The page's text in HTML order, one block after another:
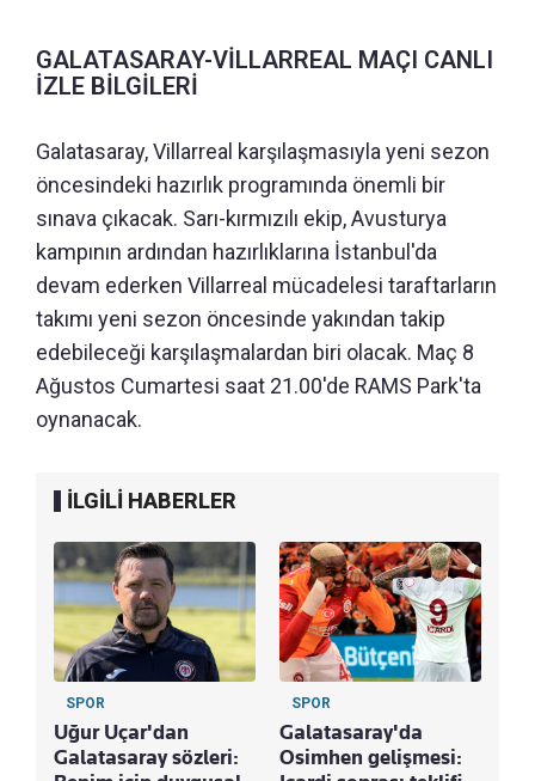
GALATASARAY-VİLLARREAL MAÇI CANLI
İZLE BİLGİLERİ
Galatasaray, Villarreal karşılaşmasıyla yeni sezon
öncesindeki hazırlık programında önemli bir
sınava çıkacak. Sarı-kırmızılı ekip, Avusturya
kampının ardından hazırlıklarına İstanbul'da
devam ederken Villarreal mücadelesi taraftarların
takımı yeni sezon öncesinde yakından takip
edebileceği karşılaşmalardan biri olacak. Maç 8
Ağustos Cumartesi saat 21.00'de RAMS Park'ta
oynanacak.
İLGİLİ HABERLER
SPOR
Uğur Uçar'dan
Galatasaray sözleri:
SPOR
Galatasaray'da
Osimhen gelişmesi: